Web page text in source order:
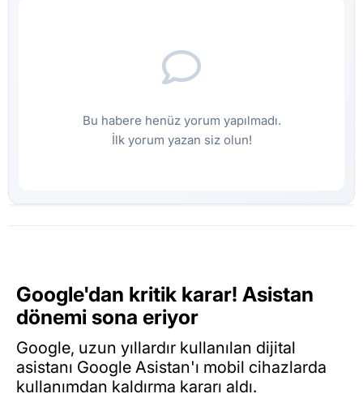
Bu habere henüz yorum yapılmadı.
İlk yorum yazan siz olun!
Google'dan kritik karar! Asistan
dönemi sona eriyor
Google, uzun yıllardır kullanılan dijital
asistanı Google Asistan'ı mobil cihazlarda
kullanımdan kaldırma kararı aldı.